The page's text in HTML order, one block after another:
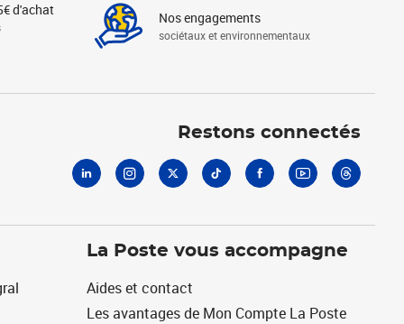
d'achat Nos engagements
sociétaux et environnementaux
Restons connectés
La Poste vous accompagne
Aides et contact
Les avantages de Mon Compte La Poste